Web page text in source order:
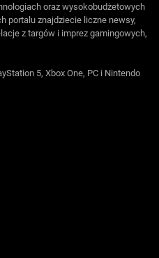
oraz wysokobudżetowych
portalu znajdziecie liczne newsy,
z targów i imprez gamingowych,
5, Xbox One, PC i Nintendo